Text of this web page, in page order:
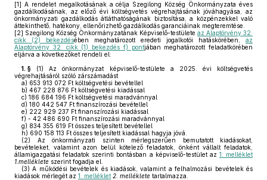
[1] A rendelet megalkotásának a célja Szegilong Község Önkormányzata éves
gazdálkodásának, az előző évi költségvetés végrehajtásának jóváhagyása, az
önkormányzati gazdálkodás átláthatóságának biztosítása, a közpénzekkel való
áttekinthető, hatékony, ellenőrizhető gazdálkodás garanciáinak megteremtése.
[2] Szegilong Község Önkormányzatának Képviselő-testülete az Alaptörvény 32.
cikk (2) bekezdésében meghatározott eredeti jogalkotói hatáskörében, az
Alaptörvény 32. cikk (1) bekezdés f) pontjában meghatározott feladatkörében
eljárva a következőket rendeli el:
1. § (1) Az önkormányzat képviselő-testülete a 2025. évi költségvetés
végrehajtásáról szóló zárszámadást
a) 653 913 072 Ft költségvetési bevétellel
b) 467 228 876 Ft költségvetési kiadással
c) 186 684 196 Ft költségvetési maradvánnyal
d) 180 442 547 Ft finanszírozási bevétellel
e) 222 929 237 Ft finanszírozási kiadással
f) - 42 486 690 Ft finanszírozási maradvánnyal
g) 834 355 619 Ft összes teljesített bevétellel
h) 690 158 113 Ft összes teljesített kiadással hagyja jóvá.
(2) Az önkormányzati szinten mérlegszerűen bemutatott kiadásokat,
bevételeket, valamint azon belül kötelező feladatok, önként vállalt feladatok,
államigazgatási feladatok szerinti bontásban a képviselő-testület az 1. melléklet
1.melléklete szerint fogadja el.
(3) A működési bevételek és kiadások, valamint a felhalmozási bevételek és
kiadások mérlegét az 1. melléklet 2. melléklete tartalmazza.